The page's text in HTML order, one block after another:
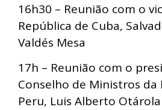
16h30 – Reunião com o
República de Cuba,
Valdés Mesa
17h – Reunião com o
Conselho de Ministros da
Peru, Luis Alberto